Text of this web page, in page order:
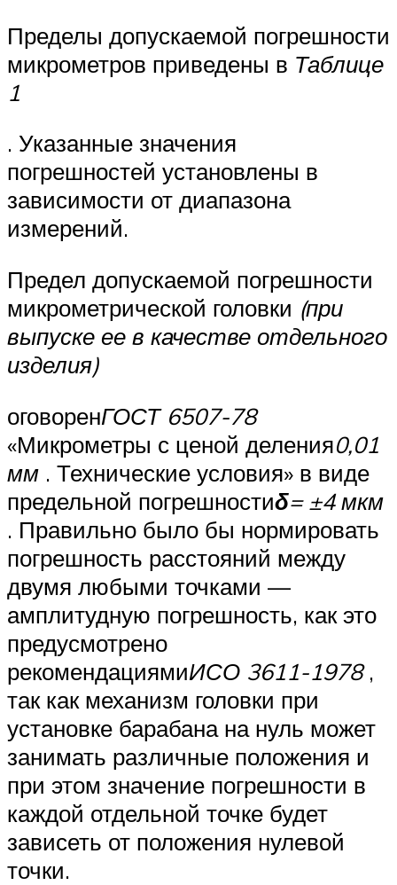
Пределы допускаемой погрешности
микрометров приведены в Таблице
1
. Указанные значения
погрешностей установлены в
зависимости от диапазона
измерений.
Предел допускаемой погрешности
микрометрической головки (при
выпуске ее в качестве отдельного
изделия)
оговоренГОСТ 6507-78
«Микрометры с ценой деления0,01
мм . Технические условия» в виде
предельной погрешностиδ= ±4 мкм
. Правильно было бы нормировать
погрешность расстояний между
двумя любыми точками —
амплитудную погрешность, как это
предусмотрено
рекомендациямиИСО 3611-1978,
так как механизм головки при
установке барабана на нуль может
занимать различные положения и
при этом значение погрешности в
каждой отдельной точке будет
зависеть от положения нулевой
точки.